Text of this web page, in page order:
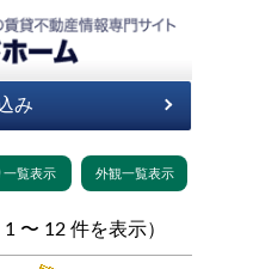
（ 1 〜 12 件を表示）